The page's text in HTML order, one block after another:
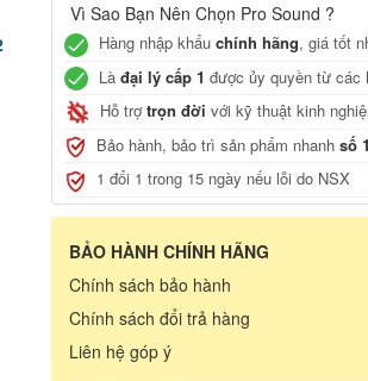
Vì Sao Bạn Nên Chọn Pro Sound ?
Hàng nhập khẩu chính hãng, giá tốt
Là đại lý cấp 1 được ủy quyền từ các
Hỗ trợtrọn đời với kỹ thuật kinh
Bảo hành, bảo trì sản phẩm nhanh số
1 đổi 1 trong 15 ngày nếu lỗi do NSX
BẢO HÀNH CHÍNH HÃNG
Chính sách bảo hành
Chính sách đổi trả hàng
Liên hệ góp ý